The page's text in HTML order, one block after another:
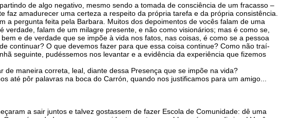
de algo negativo, mesmo sendo a tomada de consciência de um fracasso –
amadurecer uma certeza a respeito da própria tarefa e da própria consistência.
pergunta feita pela Barbara. Muitos dos depoimentos de vocês falam de uma
falam de um milagre presente, e não como visionários; mas é como se,
e de verdade que se impõe à vida nos fatos, nas coisas, é como se a pessoa
continuar? O que devemos fazer para que essa coisa continue? Como não traí-
seguinte, pudéssemos nos levantar e a evidência da experiência que fizemos
maneira correta, leal, diante dessa Presença que se impõe na vida?
até pôr palavras na boca do Carrón, quando nos justificamos para um amigo...
a sair juntos e talvez gostassem de fazer Escola de Comunidade: dê uma